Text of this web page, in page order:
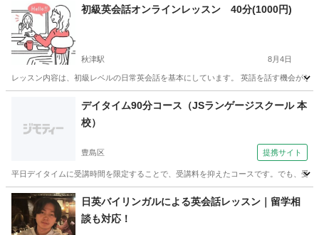
東京 中野区 英語 無料
初級英会話オンラインレッスン 40分(1000円)
秋津駅 8月4日
レッスン内容は、初級レベルの日常英会話を基本にしています。 英語を話す機会が
秋津駅 英会話 オンライン
デイタイム90分コース（JSランゲージスクール 本
校）
豊島区 提携サイト
平日デイタイムに受講時間を限定することで、受講料を抑えたコースです。でも、受
東京 豊島区 発音
日英バイリンガルによる英会話レッスン｜留学相
談も対応！